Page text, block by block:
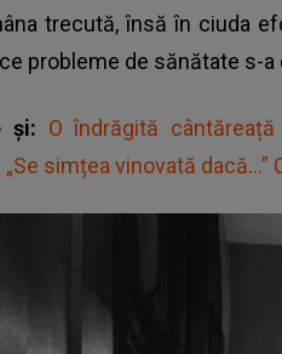
trecută, însă în ciuda
probleme de sănătate s-
și: O îndrăgită cântăreață
„Se simțea vinovată